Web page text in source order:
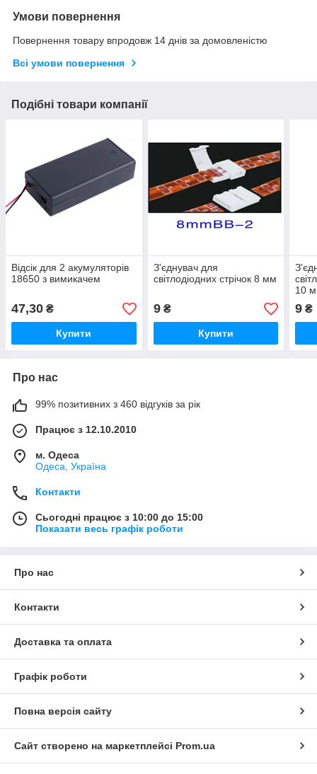
Умови повернення
Повернення товару впродовж 14 днів за домовленістю
Всі умови повернення
Подібні товари компанії
Відсік для 2 акумуляторів
18650 з вимикачем
47,30 ₴
Купити
З'єднувач для
світлодіодних стрічок 8 мм
9₴
Купити
10
9 ₴
Про нас
99% позитивних з 460 відгуків за рік
Працює з 12.10.2010
м. Одеса
Одеса, Україна
Контакти
Сьогодні працює з 10:00 до 15:00
Показати весь графік роботи
Про нас
Контакти
Доставка та оплата
Графік роботи
Повна версія сайту
Сайт створено на маркетплейсі Prom.ua